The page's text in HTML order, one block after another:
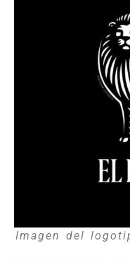
Imagen del